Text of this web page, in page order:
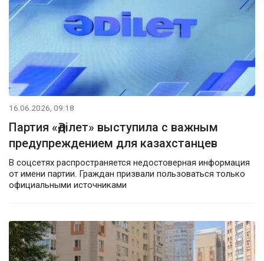
16.06.2026, 09:18
Партия «Әділет» выступила с важным
предупреждением для казахстанцев
В соцсетях распространяется недостоверная информация
от имени партии. Граждан призвали пользоваться только
официальными источниками